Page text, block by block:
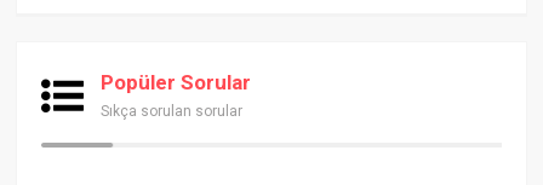
Popüler Sorular
Sıkça sorulan sorular